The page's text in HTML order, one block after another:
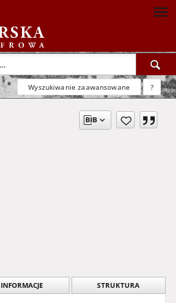
Wyszukiwanie zaawansowane ?
INFORMACJE STRUKTURA